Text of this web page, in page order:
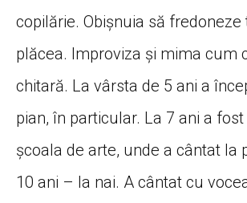
copilărie. Obișnuia să fredoneze
plăcea. Improviza și mima cum
chitară. La vârsta de 5 ani a
pian, în particular. La 7 ani a
școala de arte, unde a cântat la
10 ani – la nai. A cântat cu